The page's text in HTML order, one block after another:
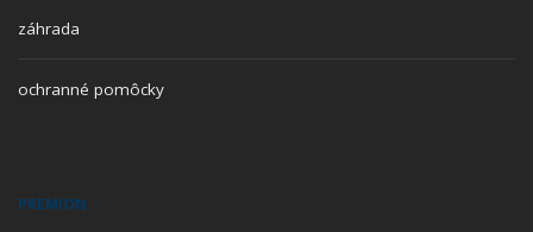
záhrada
ochranné pomôcky
PREMION